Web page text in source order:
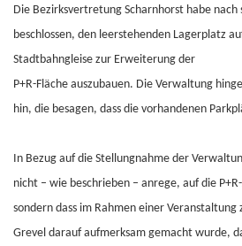
Die Bezirksvertretung Scharnhorst habe nach
beschlossen, den leerstehenden Lagerplatz
Stadtbahngleise zur Erweiterung der
P+R-Fläche auszubauen. Die Verwaltung
hin, die besagen, dass die vorhandenen
In Bezug auf die Stellungnahme der
nicht – wie beschrieben – anrege, auf die
sondern dass im Rahmen einer
Grevel darauf aufmerksam gemacht wurde,